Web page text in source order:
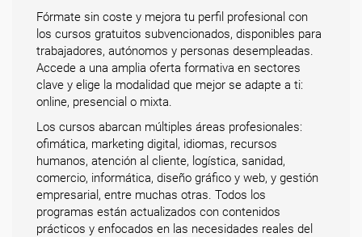
Fórmate sin coste y mejora tu perfil profesional con
los cursos gratuitos subvencionados, disponibles para
trabajadores, autónomos y personas desempleadas.
Accede a una amplia oferta formativa en sectores
clave y elige la modalidad que mejor se adapte a ti:
online, presencial o mixta.
Los cursos abarcan múltiples áreas profesionales:
ofimática, marketing digital, idiomas, recursos
humanos, atención al cliente, logística, sanidad,
comercio, informática, diseño gráfico y web, y gestión
empresarial, entre muchas otras. Todos los
programas están actualizados con contenidos
prácticos y enfocados en las necesidades reales del